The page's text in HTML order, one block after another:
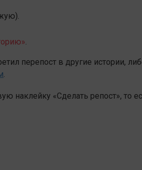
перепост в другие истории,
наклейку «Сделать репост»,